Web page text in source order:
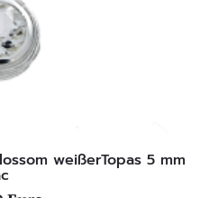
weißerTopas 5 mm